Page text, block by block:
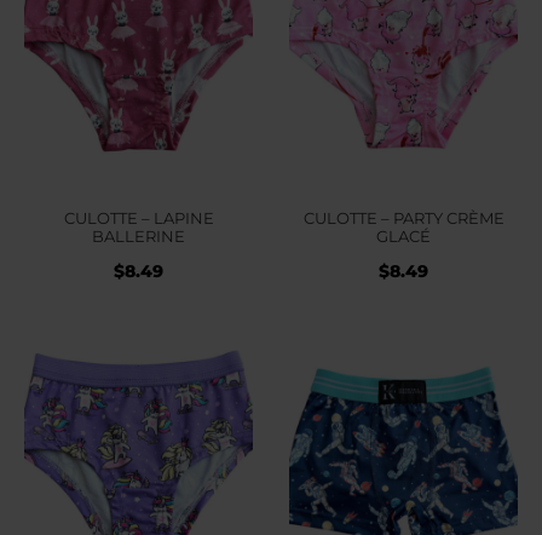
CULOTTE – LAPINE
BALLERINE
$8.49
CULOTTE – PARTY CRÈME
GLACÉ
$8.49